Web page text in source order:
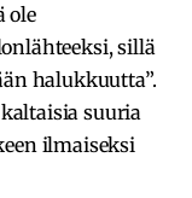
ole
sillä
halukkuutta”.
suuria
ilmaiseksi